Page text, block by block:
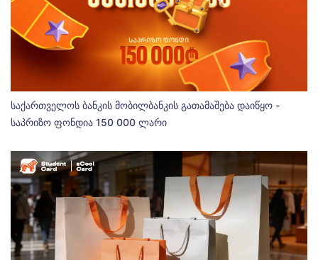
საქართველოს ბანკის მობილბანკის გათამაშება დაიწყო -
საპრიზო ფონდია 150 000 ლარი